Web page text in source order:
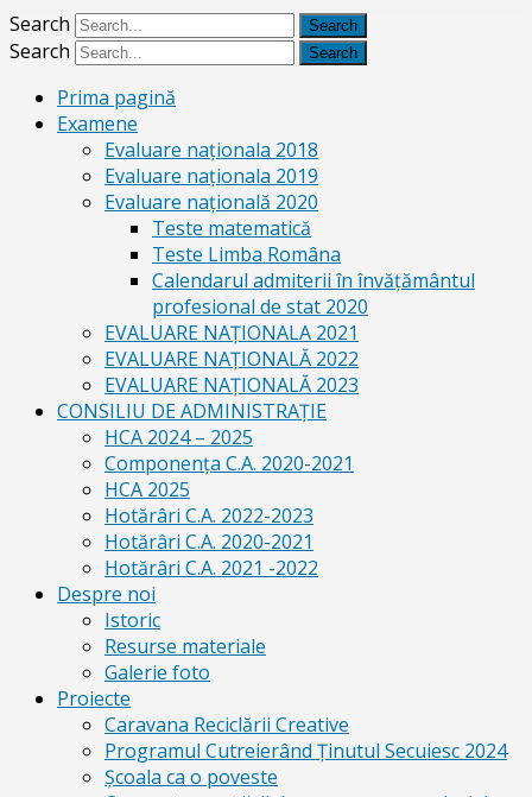
Search
Search
Prima pagină
Examene
Evaluare naționala 2018
Evaluare naționala 2019
Evaluare națională 2020
Teste matematică
Teste Limba Româna
Calendarul admiterii în învăţământul
profesional de stat 2020
EVALUARE NAȚIONALA 2021
EVALUARE NAŢIONALĂ 2022
EVALUARE NAŢIONALĂ 2023
CONSILIU DE ADMINISTRAȚIE
HCA 2024 – 2025
Componența C.A. 2020-2021
HCA 2025
Hotărâri C.A. 2022-2023
Hotărâri C.A. 2020-2021
Hotărâri C.A. 2021 -2022
Despre noi
Istoric
Resurse materiale
Galerie foto
Proiecte
Caravana Reciclării Creative
Programul Cutreierând Ținutul Secuiesc 2024
Școala ca o poveste